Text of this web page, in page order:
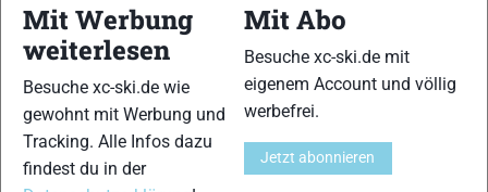
19 20
21 22
Mit Werbung
weiterlesen
Besuche xc-ski.de wie
gewohnt mit Werbung und
Tracking. Alle Infos dazu
findest du in der
Mit Abo
Besuche xc-ski.de mit
eigenem Account und völlig
werbefrei.
Jetzt abonnieren